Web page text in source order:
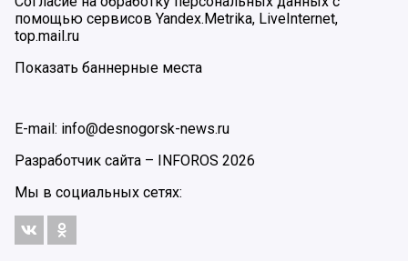
помощью сервисов Yandex.Metrika, LiveInternet,
top.mail.ru
Показать баннерные места
E-mail: info@desnogorsk-news.ru
Разработчик сайта – INFOROS 2026
Мы в социальных сетях: